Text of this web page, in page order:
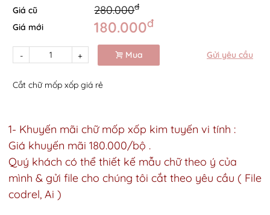
Giá cũ 280.000đ
Giá mới 180.000đ
- + Mua Gửi yêu cầu
Cắt chữ mốp xốp giá rẻ
1- Khuyến mãi chữ mốp xốp kim tuyến vi tính :
Giá khuyến mãi 180.000/bộ .
Quý khách có thể thiết kế mẫu chữ theo ý của
mình & gửi file cho chúng tôi cắt theo yêu cầu ( File
codrel, Ai )